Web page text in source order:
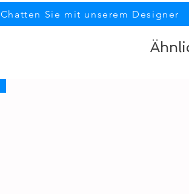
Chatten Sie mit unserem Designer